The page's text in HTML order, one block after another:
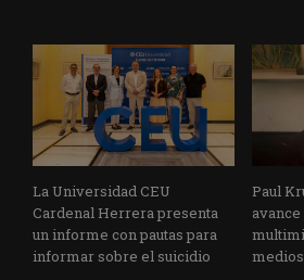
La Universidad CEU
Cardenal Herrera presenta
un informe con pautas para
informar sobre el suicidio
Paul